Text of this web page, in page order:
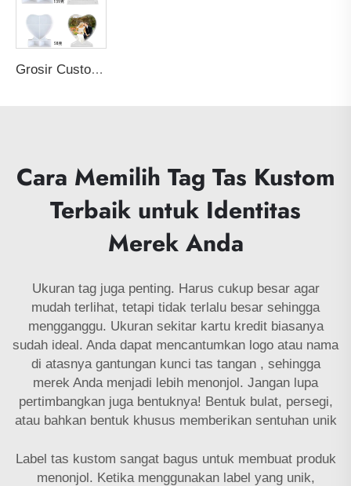
Grosir Custom Silicone DIY Cetakan Resin Frame Foto Seni Cetakan Hati Cetakan Epoksi Bahan Kerajinan untuk Membuat Kue Lilin
Cara Memilih Tag Tas Kustom
Terbaik untuk Identitas
Merek Anda
Ukuran tag juga penting. Harus cukup besar agar
mudah terlihat, tetapi tidak terlalu besar sehingga
mengganggu. Ukuran sekitar kartu kredit biasanya
sudah ideal. Anda dapat mencantumkan logo atau nama
di atasnya gantungan kunci tas tangan , sehingga
merek Anda menjadi lebih menonjol. Jangan lupa
pertimbangkan juga bentuknya! Bentuk bulat, persegi,
atau bahkan bentuk khusus memberikan sentuhan unik
Label tas kustom sangat bagus untuk membuat produk
menonjol. Ketika menggunakan label yang unik,